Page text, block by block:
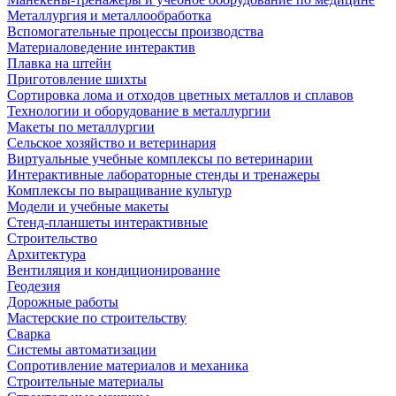
Металлургия и металлообработка
Вспомогательные процессы производства
Материаловедение интерактив
Плавка на штейн
Приготовление шихты
Сортировка лома и отходов цветных металлов и сплавов
Технологии и оборудование в металлургии
Макеты по металлургии
Сельское хозяйство и ветеринария
Виртуальные учебные комплексы по ветеринарии
Интерактивные лабораторные стенды и тренажеры
Комплексы по выращивание культур
Модели и учебные макеты
Стенд-планшеты интерактивные
Строительство
Архитектура
Вентиляция и кондиционирование
Геодезия
Дорожные работы
Мастерские по строительству
Сварка
Системы автоматизации
Сопротивление материалов и механика
Строительные материалы